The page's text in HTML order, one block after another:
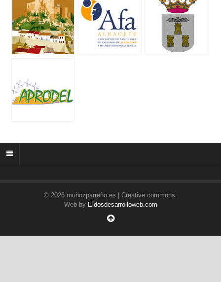
© 2026 muñozparreño.es | Creative commons.
Web by Eidosdesarrolloweb.com